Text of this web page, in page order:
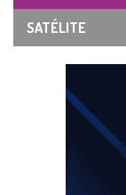
SATÉLITE